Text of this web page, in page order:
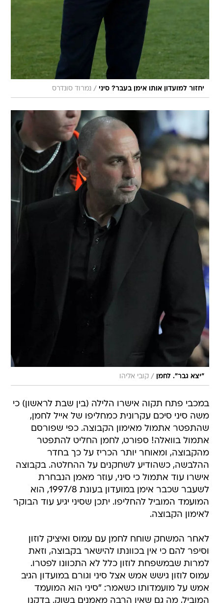
יחזור למועדון אותו אימן בעבר? סיני / נמרוד סונדרס
"יצא גבר". לחמן / קובי אליהו
במכבי פתח תקוה אישרו הלילה (בין שבת לראשון) כי
משה סיני סיכם עקרונית כמחליפו של אייל לחמן,
שהתפטר אתמול מאימון הקבוצה. כפי שפורסם
אתמול בוואלה! ספורט, לחמן החליט להתפטר
מהקבוצה, ומאוחר יותר הכריז על כך בחדר
ההלבשה, כשהודיע לשחקנים על ההחלטה. בקבוצה
אישרו עוד אתמול כי סיני, עוזר מאמן הנבחרת
לשעבר שכבר אימן במועדון בעונת 1997/8, הוא
המועמד המוביל להחליפו. יתכן שסיני יגיע עוד הבוקר
לאימון הקבוצה.
לאחר המשחק שוחח לחמן עם עמוס ואיציק לוזון
וסיפר להם כי אין בכוונתו להישאר בקבוצה, וזאת
למרות שבמשפחת לוזון כלל לא התכוונו לפטרו.
עמוס לוזון גישש אמש אצל סיני וגורם במועדון הגיב
אמש על מועמדותו כשאמר: "סיני הוא המועמד
המוביל, מה גם שאין הרבה מאמנים בשוק. בדקנו